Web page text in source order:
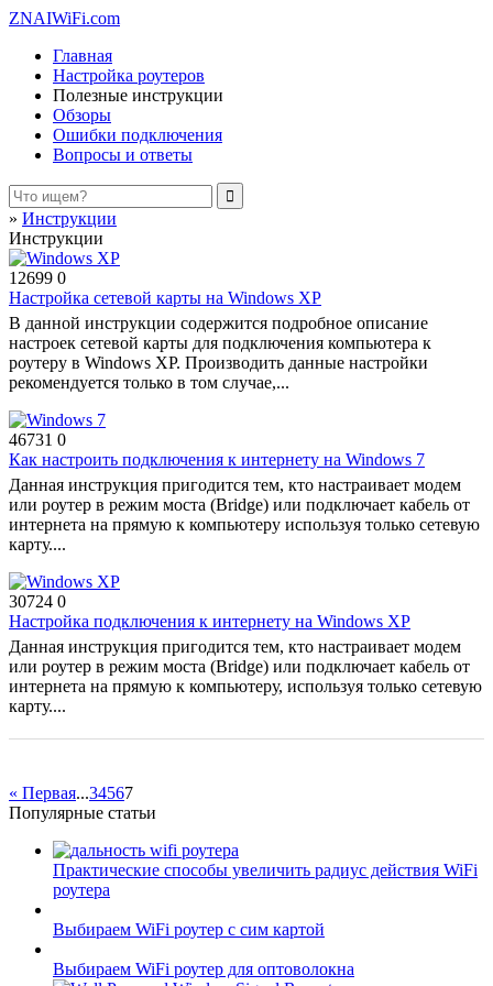
ZNAIWiFi.com
Главная
Настройка роутеров
Полезные инструкции
Обзоры
Ошибки подключения
Вопросы и ответы
» Инструкции
Инструкции
12699 0
Настройка сетевой карты на Windows XP
В данной инструкции содержится подробное описание
настроек сетевой карты для подключения компьютера к
роутеру в Windows XP. Производить данные настройки
рекомендуется только в том случае,...
46731 0
Как настроить подключения к интернету на Windows 7
Данная инструкция пригодится тем, кто настраивает модем
или роутер в режим моста (Bridge) или подключает кабель от
интернета на прямую к компьютеру используя только сетевую
карту....
30724 0
Настройка подключения к интернету на Windows XP
Данная инструкция пригодится тем, кто настраивает модем
или роутер в режим моста (Bridge) или подключает кабель от
интернета на прямую к компьютеру, используя только сетевую
карту....
« Первая...34567
Популярные статьи
Практические способы увеличить радиус действия WiFi
роутера
Выбираем WiFi роутер с сим картой
Выбираем WiFi роутер для оптоволокна